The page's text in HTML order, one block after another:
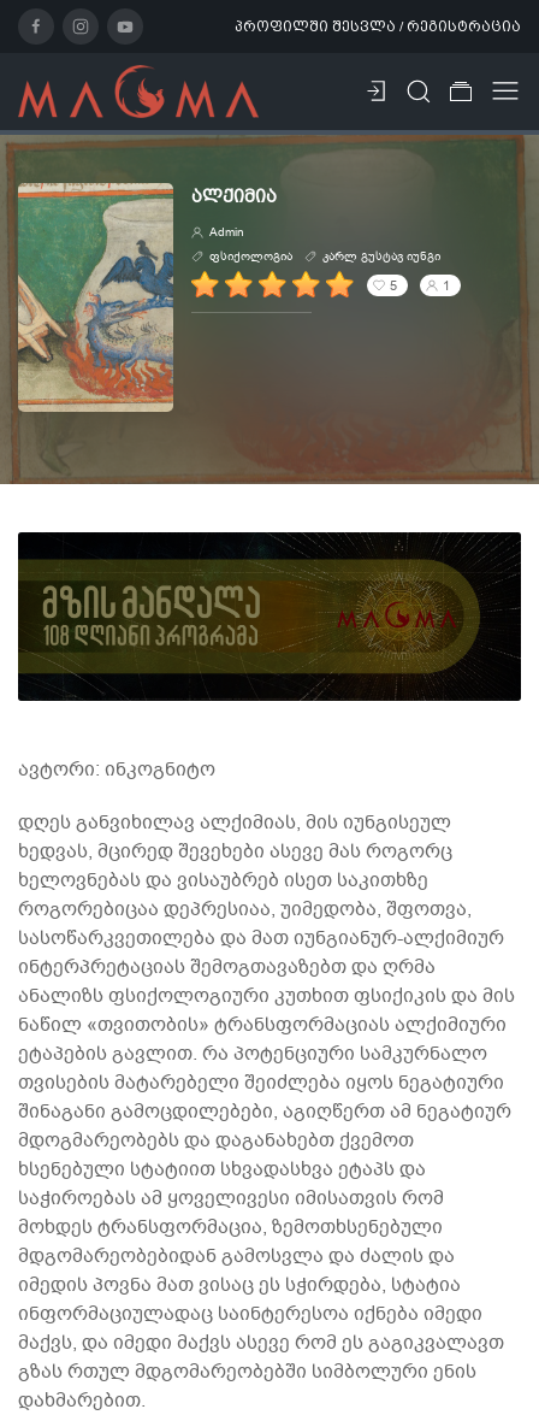
პროფილში შესვლა / რეგისტრაცია
ᲐᲚᲥᲘᲛᲘᲐ
Admin
ფსიქოლოგია
კარლ გუსტავ იუნგი
5 1
ავტორი: ინკოგნიტო
დღეს განვიხილავ ალქიმიას, მის იუნგისეულ
ხედვას, მცირედ შევეხები ასევე მას როგორც
ხელოვნებას და ვისაუბრებ ისეთ საკითხზე
როგორებიცაა დეპრესიაა, უიმედობა, შფოთვა,
სასოწარკვეთილება და მათ იუნგიანურ-ალქიმიურ
ინტერპრეტაციას შემოგთავაზებთ და ღრმა
ანალიზს ფსიქოლოგიური კუთხით ფსიქიკის და მის
ნაწილ «თვითობის» ტრანსფორმაციას ალქიმიური
ეტაპების გავლით. რა პოტენციური სამკურნალო
თვისების მატარებელი შეიძლება იყოს ნეგატიური
შინაგანი გამოცდილებები, აგიღწერთ ამ ნეგატიურ
მდოგმარეობებს და დაგანახებთ ქვემოთ
ხსენებული სტატიით სხვადასხვა ეტაპს და
საჭიროებას ამ ყოველივესი იმისათვის რომ
მოხდეს ტრანსფორმაცია, ზემოთხსენებული
მდგომარეობებიდან გამოსვლა და ძალის და
იმედის პოვნა მათ ვისაც ეს სჭირდება, სტატია
ინფორმაციულადაც საინტერესოა იქნება იმედი
მაქვს, და იმედი მაქვს ასევე რომ ეს გაგიკვალავთ
გზას რთულ მდგომარეობებში სიმბოლური ენის
დახმარებით.